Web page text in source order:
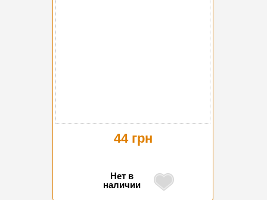
44 грн
Нет в
наличии